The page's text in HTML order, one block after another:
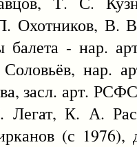
Охотников, В.
балета - нар.
нар.
засл. арт.
К. А.
(с 1976),